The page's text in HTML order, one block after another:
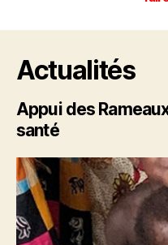
Actualités
Appui des
santé